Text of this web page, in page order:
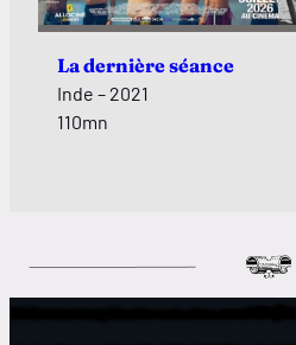
La dernière séance
Inde – 2021
110mn